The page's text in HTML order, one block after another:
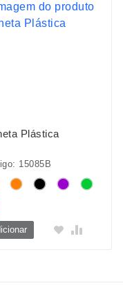
Plástica
15085B